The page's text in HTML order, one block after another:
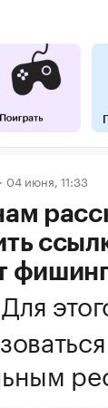
04 июня, 11:33
Для